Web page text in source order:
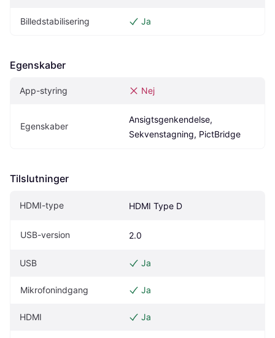
Billedstabilisering Ja
Egenskaber
App-styring Nej
Egenskaber
Ansigtsgenkendelse,
Sekvenstagning, PictBridge
Tilslutninger
HDMI-type HDMI Type D
USB-version 2.0
USB Ja
Mikrofonindgang Ja
HDMI Ja